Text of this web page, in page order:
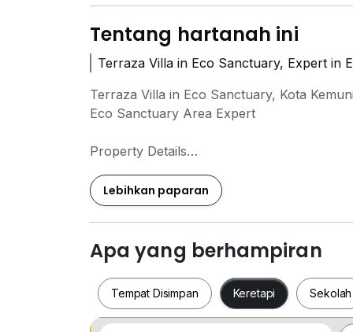
Tentang hartanah ini
Terraza Villa in Eco Sanctuary, Expert in
Terraza Villa in Eco Sanctuary, Kota
Eco Sanctuary Area Expert
Property Details
Build up: 2741 sqft
Land Size: 26 'x 80'
Tenure: Leasehold
Room: 4 Bedrooms + 4 Bathrooms
Furnished: Fully Furnished
I am covering all Eco Sanctuary:
Monterey Villa (Semi-D & Bungalow)
Lebihkan paparan
Apa yang berhampiran
Tempat Disimpan Keretapi Sekolah